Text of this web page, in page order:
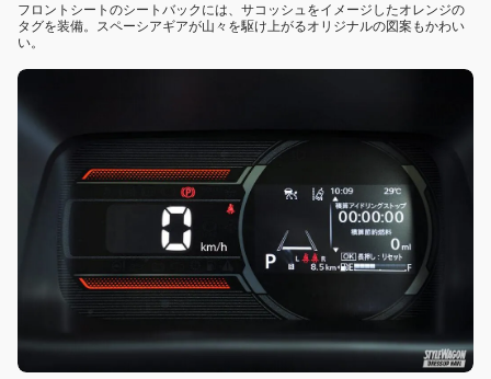
フロントシートのシートバックには、サコッシュをイメージしたオレンジの
タグを装備。スペーシアギアが山々を駆け上がるオリジナルの図案もかわい
い。